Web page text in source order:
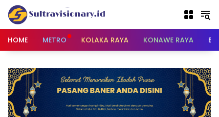
Langsung
konten
HOME
METRO KOLAKA RAYA KONAWE RAYA